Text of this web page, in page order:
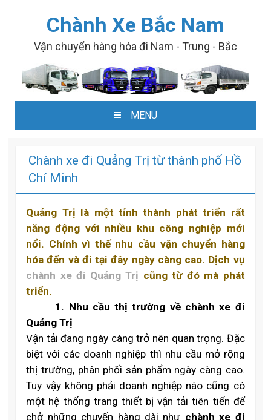
Chành Xe Bắc Nam
Vận chuyển hàng hóa đi Nam - Trung - Bắc
MENU
Chành xe đi Quảng Trị từ thành phố Hồ
Chí Minh
Quảng Trị là một tỉnh thành phát triển rất
năng động với nhiều khu công nghiệp mới
nổi. Chính vì thế nhu cầu vận chuyển hàng
hóa đến và đi tại đây ngày càng cao. Dịch vụ
chành xe đi Quảng Trị cũng từ đó mà phát
triển.
1. Nhu cầu thị trường về chành xe đi
Quảng Trị
Vận tải đang ngày càng trở nên quan trọng. Đặc
biệt với các doanh nghiệp thì nhu cầu mở rộng
thị trường, phân phối sản phẩm ngày càng cao.
Tuy vậy không phải doanh nghiệp nào cũng có
một hệ thống trang thiết bị vận tải tiên tiến để
chở những chuyến hàng dài như chành xe đi